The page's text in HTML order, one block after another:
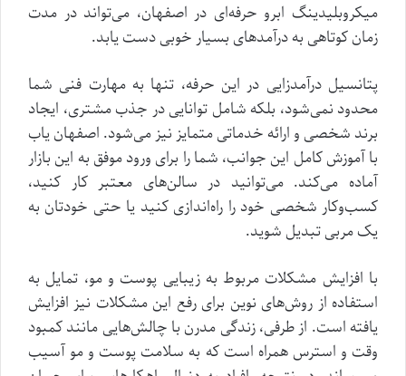
میکروبلیدینگ ابرو حرفه‌ای در اصفهان، می‌تواند در مدت
زمان کوتاهی به درآمدهای بسیار خوبی دست یابد.
پتانسیل درآمدزایی در این حرفه، تنها به مهارت فنی شما
محدود نمی‌شود، بلکه شامل توانایی در جذب مشتری، ایجاد
برند شخصی و ارائه خدماتی متمایز نیز می‌شود. اصفهان یاب
با آموزش کامل این جوانب، شما را برای ورود موفق به این بازار
آماده می‌کند. می‌توانید در سالن‌های معتبر کار کنید،
کسب‌وکار شخصی خود را راه‌اندازی کنید یا حتی خودتان به
یک مربی تبدیل شوید.
با افزایش مشکلات مربوط به زیبایی پوست و مو، تمایل به
استفاده از روش‌های نوین برای رفع این مشکلات نیز افزایش
یافته است. از طرفی، زندگی مدرن با چالش‌هایی مانند کمبود
وقت و استرس همراه است که به سلامت پوست و مو آسیب